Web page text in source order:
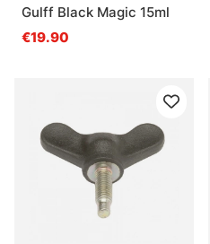
Gulff Black Magic 15ml
€19.90